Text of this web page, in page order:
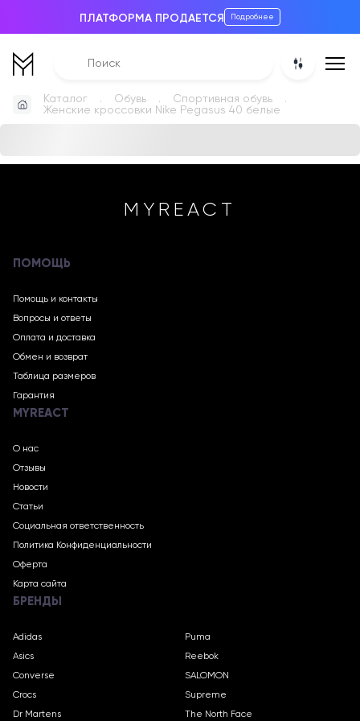
ПЛАТФОРМА ПРОДАЕТСЯ Подробнее
Каталог Обувь
Спортивная обувь
Женские кроссовки Nike Pegasus 40 белые
MYREACT
ПОМОЩЬ
Помощь и контакты
Вопросы и ответы
Оплата и доставка
Обмен и возврат
Таблица размеров
Гарантия
MYREACT
О нас
Отзывы
Новости
Статьи
Социальная ответственность
Политика Конфиденциальности
Оферта
Карта сайта
БРЕНДЫ
Adidas
Asics
Converse
Crocs
Dr Martens
Puma
Reebok
SALOMON
Supreme
The North Face